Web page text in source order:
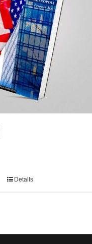
Detalls